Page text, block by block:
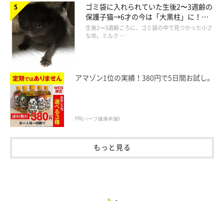
@usako3883
頭がカクッとなっちゃうときも・ω・
ゴミ袋に入れられていた生後2〜3週齢の
保護子猫→6才の今は「大黒柱」に！
美しい黒猫に成長した姿にグッとくる
生後2〜3週齢ごろに、ゴミ袋の中で見つかった小さ
な命。ミルク …
アマゾン1位の実績！380円で5日間お試し。
PR(ハーブ健康本舗)
もっと見る